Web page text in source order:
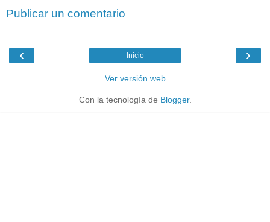
Publicar un comentario
‹ ›
Inicio
Ver versión web
Con la tecnología de Blogger.